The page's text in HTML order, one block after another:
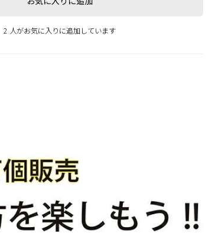
2 人がお気に入りに追加しています